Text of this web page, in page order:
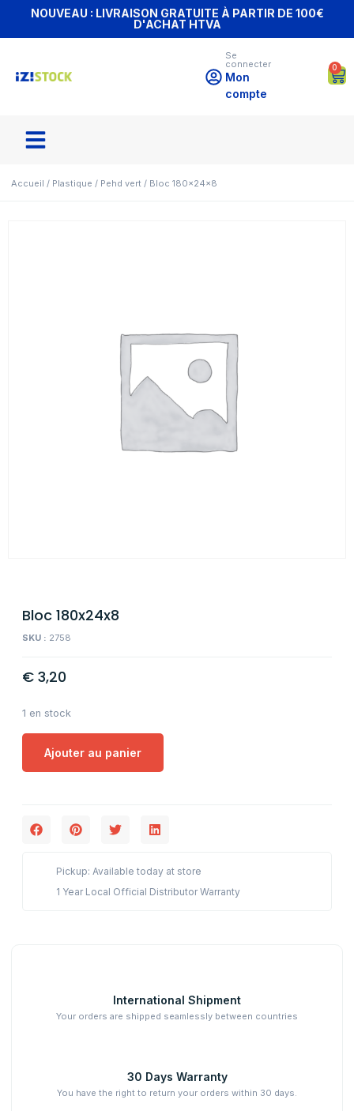
NOUVEAU : LIVRAISON GRATUITE À PARTIR DE 100€
D'ACHAT HTVA
Se
connecter
Mon
compte
0
Accueil / Plastique / Pehd vert / Bloc 180x24x8
Bloc 180x24x8
SKU : 2758
€ 3,20
1 en stock
Ajouter au panier
Pickup: Available today at store
1 Year Local Official Distributor Warranty
International Shipment
Your orders are shipped seamlessly between countries
30 Days Warranty
You have the right to return your orders within 30 days.